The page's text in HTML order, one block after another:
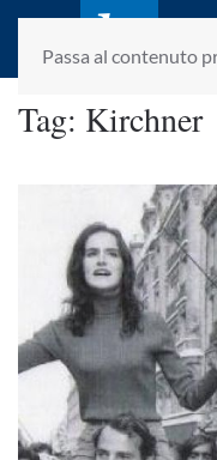
Passa al contenuto
Tag: Kirchner